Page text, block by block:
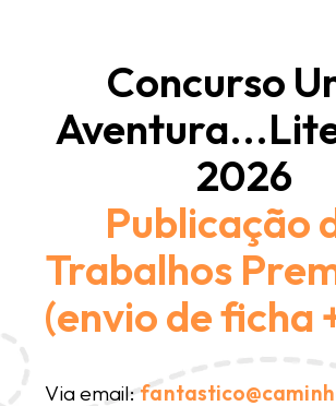
Concurso
2026
Publicação
Trabalhos
(envio de ficha
Via email: